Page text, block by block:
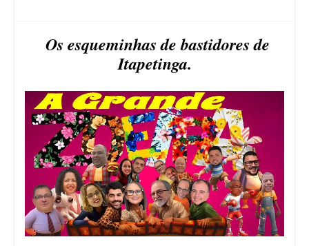
Os esqueminhas de bastidores de
Itapetinga.